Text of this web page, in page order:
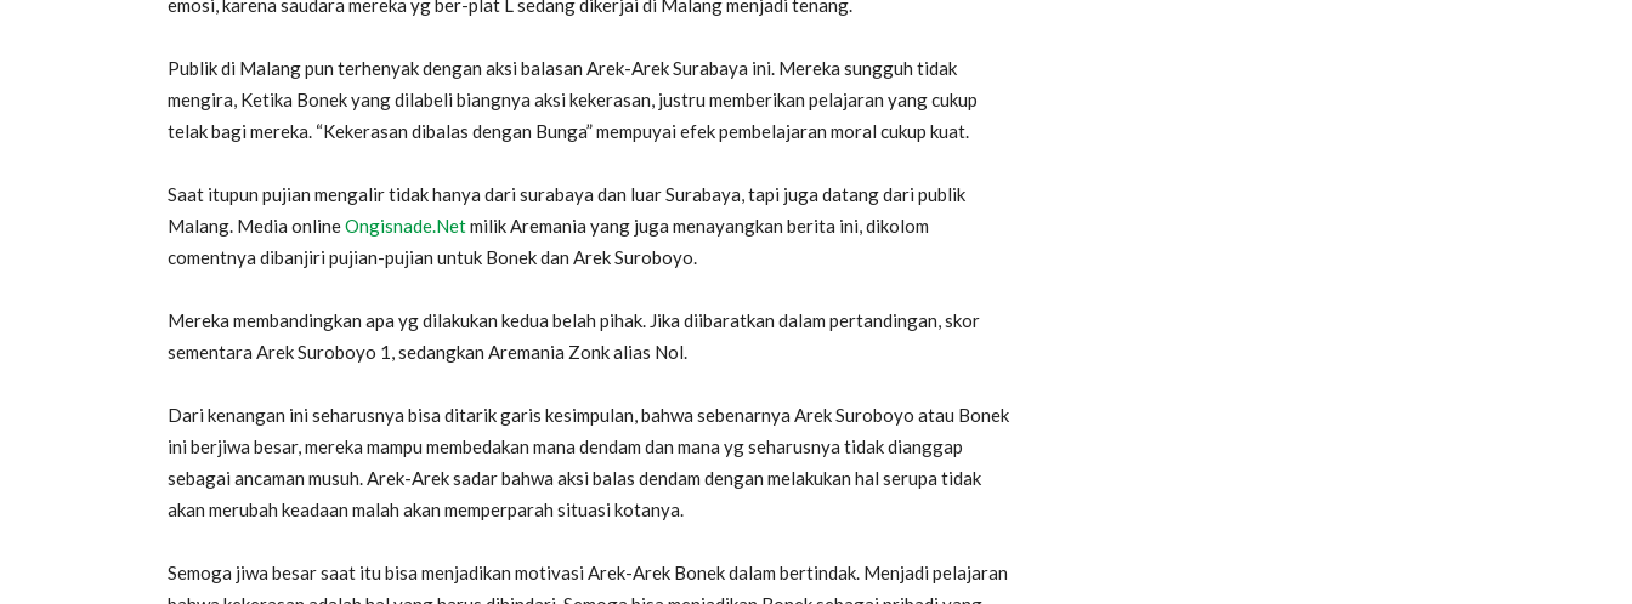
emosi, karena saudara mereka yg ber-plat L sedang dikerjai di Malang menjadi tenang.
Publik di Malang pun terhenyak dengan aksi balasan Arek-Arek Surabaya ini. Mereka sungguh tidak
mengira, Ketika Bonek yang dilabeli biangnya aksi kekerasan, justru memberikan pelajaran yang cukup
telak bagi mereka. “Kekerasan dibalas dengan Bunga” mempuyai efek pembelajaran moral cukup kuat.
Saat itupun pujian mengalir tidak hanya dari surabaya dan luar Surabaya, tapi juga datang dari publik
Malang. Media onlineOngisnade.Netmilik Aremania yang juga menayangkan berita ini, dikolom
comentnya dibanjiri pujian-pujian untuk Bonek dan Arek Suroboyo.
Mereka membandingkan apa yg dilakukan kedua belah pihak. Jika diibaratkan dalam pertandingan, skor
sementara Arek Suroboyo 1, sedangkan Aremania Zonk alias Nol.
Dari kenangan ini seharusnya bisa ditarik garis kesimpulan, bahwa sebenarnya Arek Suroboyo atau Bonek
ini berjiwa besar, mereka mampu membedakan mana dendam dan mana yg seharusnya tidak dianggap
sebagai ancaman musuh. Arek-Arek sadar bahwa aksi balas dendam dengan melakukan hal serupa tidak
akan merubah keadaan malah akan memperparah situasi kotanya.
Semoga jiwa besar saat itu bisa menjadikan motivasi Arek-Arek Bonek dalam bertindak. Menjadi pelajaran